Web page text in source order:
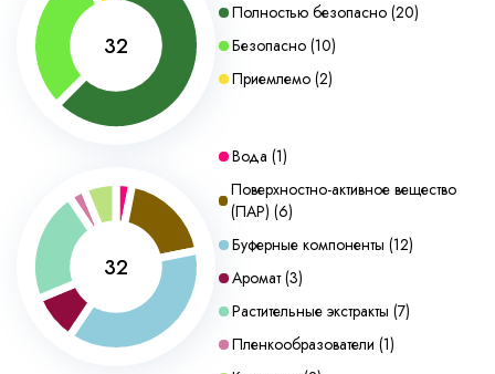
32
Полностью безопасно (20)
Безопасно (10)
Приемлемо (2)
32
Вода (1)
Поверхностно-активное вещество
(ПАР) (6)
Буферные компоненты (12)
Аромат(3)
Растительные экстракты (7)
Пленкообразователи (1)